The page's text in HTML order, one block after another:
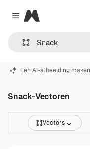
Close menu
Magnific
Een AI-afbeelding maken
Snack-Vectoren
Vectors